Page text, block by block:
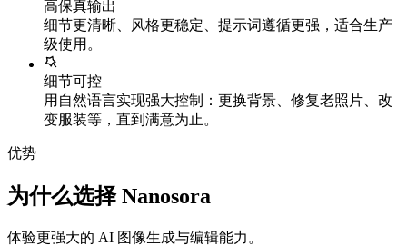
高保真输出
细节更清晰、风格更稳定、提示词遵循更强，适合生产
级使用。
细节可控
用自然语言实现强大控制：更换背景、修复老照片、改
变服装等，直到满意为止。
优势
为什么选择 Nanosora
体验更强大的 AI 图像生成与编辑能力。